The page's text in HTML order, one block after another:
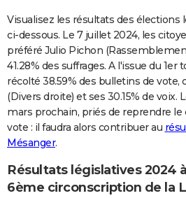
Carte de Noël
Carte Bonne année
Carte Saint-Valentin
Carte Pâques
Carte d'anniversaire
DICTIONNAIRE
Dictionnaire
Biographies
Citations
Expressions
Proverbes
PROGRAMME TV
COPAINS D'AVANT
S'inscrire
Se connecter
Lycées
Collèges
Primaires
Universités
Entreprises
Service militaire
Avis de recherche
AVIS DE DÉCÈS
Visualisez les résultats des élections
ci-dessous. Le 7 juillet 2024, les
préféré Julio Pichon
41.28% des suffrages. A l'issue du 1er
récolté 38.59% des bulletins de vote,
(Divers droite) et ses 30.15% de voix.
mars prochain, priés de reprendre
vote : il faudra alors contribuer au
Mésanger.
Résultats législatives 2024
6ème circonscription de la